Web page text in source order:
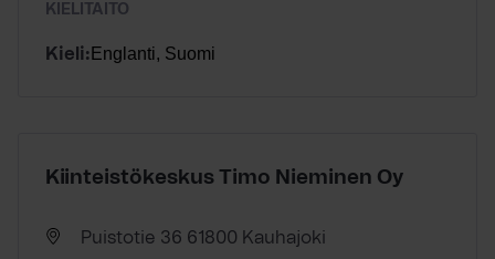
KIELITAITO
Kieli: Englanti, Suomi
Kiinteistökeskus Timo Nieminen Oy
Puistotie 36 61800 Kauhajoki